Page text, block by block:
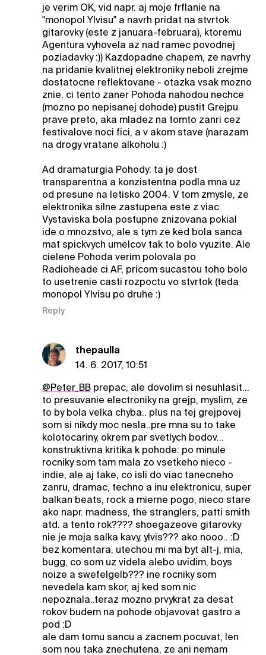
je verim OK, vid napr. aj moje frflanie na
"monopol Ylvisu" a navrh pridat na stvrtok
gitarovky (este z januara-februara), ktoremu
Agentura vyhovela az nad ramec povodnej
poziadavky :)) Kazdopadne chapem, ze navrhy
na pridanie kvalitnej elektroniky neboli zrejme
dostatocne reflektovane - otazka vsak mozno
znie, ci tento zaner Pohoda nahodou nechce
(mozno po nepisanej dohode) pustit Grejpu
prave preto, aka mladez na tomto zanri cez
festivalove noci fici, a v akom stave (narazam
na drogy vratane alkoholu :)
Ad dramaturgia Pohody: ta je dost
transparentna a konzistentna podla mna uz
od presune na letisko 2004. V tom zmysle, ze
elektronika silne zastupena este z viac
Vystaviska bola postupne znizovana pokial
ide o mnozstvo, ale s tym ze ked bola sanca
mat spickvych umelcov tak to bolo vyuzite. Ale
cielene Pohoda verim polovala po
Radioheade ci AF, pricom sucastou toho bolo
to usetrenie casti rozpoctu vo stvrtok (teda
monopol Ylvisu po druhe :)
Reply
thepaulla
14. 6. 2017, 10:51
@Peter_BBprepac, ale dovolim si nesuhlasit...
to presuvanie electroniky na grejp, myslim, ze
to by bola velka chyba.. plus na tej grejpovej
som si nikdy moc nesla..pre mna su to take
kolotocariny, okrem par svetlych bodov...
konstruktivna kritika k pohode: po minule
rocniky som tam mala zo vsetkeho nieco -
indie, ale aj take, co isli do viac tanecneho
zanru, dramac, techno a inu elektronicu, super
balkan beats, rock a mierne pogo, nieco stare
ako napr. madness, the stranglers, patti smith
atd. a tento rok???? shoegazeove gitarovky
nie je moja salka kavy, ylvis??? ako nooo.. :D
bez komentara, utechou mi ma byt alt-j, mia,
bugg, co som uz videla alebo uvidim, boys
noize a swefelgelb??? ine rocniky som
nevedela kam skor, aj ked som nic
nepoznala..teraz mozno prvykrat za desat
rokov budem na pohode objavovat gastro a
pod :D
ale dam tomu sancu a zacnem pocuvat, len
som nou taka znechutena, ze ani nemam